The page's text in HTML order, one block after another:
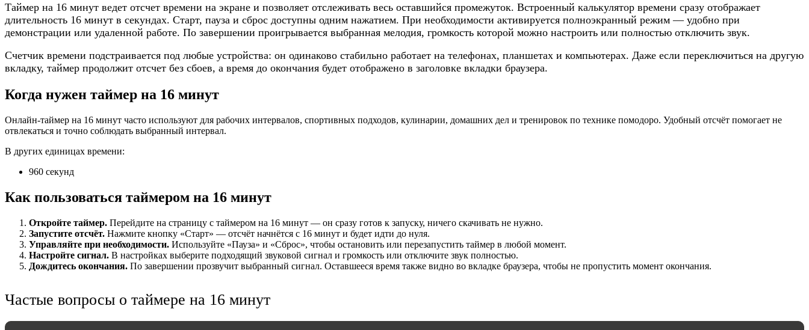
НАСТРОЙКИ
Громкость:
HANDY TIMERS
Таймер на 16 минут ведет отсчет времени на экране и позволяет отслеживать весь оставшийся промежуток. Встроенный калькулятор времени сразу отображает
длительность 16 минут в секундах. Старт, пауза и сброс доступны одним нажатием. При необходимости активируется полноэкранный режим — удобно при
демонстрации или удаленной работе. По завершении проигрывается выбранная мелодия, громкость которой можно настроить или полностью отключить звук.
Счетчик времени подстраивается под любые устройства: он одинаково стабильно работает на телефонах, планшетах и компьютерах. Даже если переключиться на другую
вкладку, таймер продолжит отсчет без сбоев, а время до окончания будет отображено в заголовке вкладки браузера.
Когда нужен таймер на 16 минут
Онлайн-таймер на 16 минут часто используют для рабочих интервалов, спортивных подходов, кулинарии, домашних дел и тренировок по технике помодоро. Удобный отсчёт помогает не
отвлекаться и точно соблюдать выбранный интервал.
В других единицах времени:
960 секунд
Как пользоваться таймером на 16 минут
Откройте таймер. Перейдите на страницу с таймером на 16 минут — он сразу готов к запуску, ничего скачивать не нужно.
Запустите отсчёт. Нажмите кнопку «Старт» — отсчёт начнётся с 16 минут и будет идти до нуля.
Управляйте при необходимости. Используйте «Пауза» и «Сброс», чтобы остановить или перезапустить таймер в любой момент.
Настройте сигнал. В настройках выберите подходящий звуковой сигнал и громкость или отключите звук полностью.
Дождитесь окончания. По завершении прозвучит выбранный сигнал. Оставшееся время также видно во вкладке браузера, чтобы не пропустить момент окончания.
Частые вопросы о таймере на 16 минут